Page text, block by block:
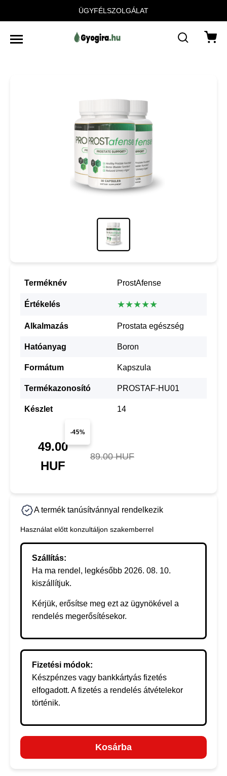
ÜGYFÉLSZOLGÁLAT
Terméknév ProstAfense
Értékelés ★★★★★
Alkalmazás Prostata egészség
Hatóanyag Boron
Formátum Kapszula
Termékazonosító PROSTAF-HU01
Készlet 14
-45%
49.00
HUF
89.00 HUF
A termék tanúsítvánnyal rendelkezik
Használat előtt konzultáljon szakemberrel
Szállítás:
Ha ma rendel, legkésőbb 2026. 08. 10.
kiszállítjuk.
Kérjük, erősítse meg ezt az ügynökével a
rendelés megerősítésekor.
Fizetési módok:
Készpénzes vagy bankkártyás fizetés
elfogadott. A fizetés a rendelés átvételekor
történik.
Kosárba